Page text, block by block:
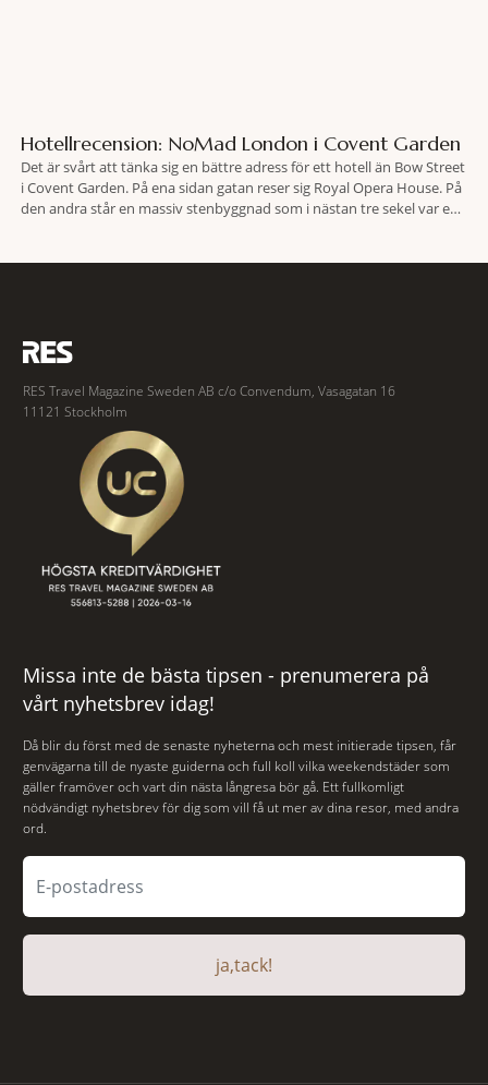
Hotellrecension: NoMad London i Covent Garden
Det är svårt att tänka sig en bättre adress för ett hotell än Bow Street
i Covent Garden. På ena sidan gatan reser sig Royal Opera House. På
den andra står en massiv stenbyggnad som i nästan tre sekel var en
RES Travel Magazine Sweden AB c/o Convendum, Vasagatan 16
11121 Stockholm
Missa inte de bästa tipsen - prenumerera på
vårt nyhetsbrev idag!
Då blir du först med de senaste nyheterna och mest initierade tipsen, får
genvägarna till de nyaste guiderna och full koll vilka weekendstäder som
gäller framöver och vart din nästa långresa bör gå. Ett fullkomligt
nödvändigt nyhetsbrev för dig som vill få ut mer av dina resor, med andra
ord.
ja,tack!